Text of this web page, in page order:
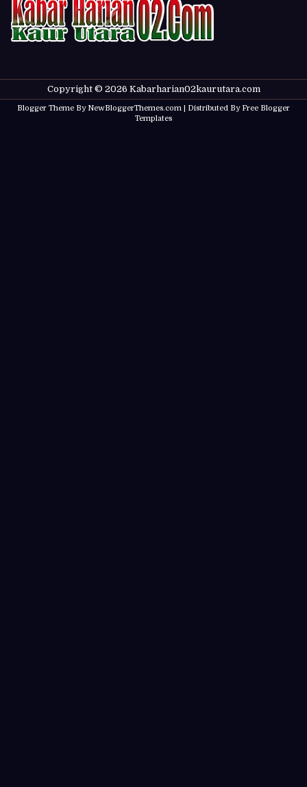
Copyright © 2026 Kabarharian02kaurutara.com
Blogger Theme By NewBloggerThemes.com | Distributed ByFree Blogger
Templates